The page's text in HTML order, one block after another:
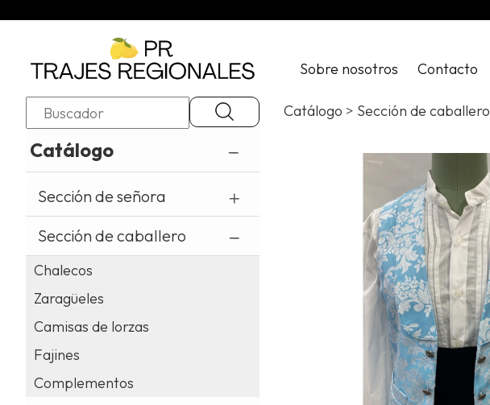
Sobre nosotros Contacto
Contacto
Política
privacidad
Politica
cookies
Aviso
Catálogo
Sección de señora
Sección de caballero
Chalecos
Zaragüeles
Camisas de lorzas
Fajines
Complementos
Catálogo > Sección de caballero